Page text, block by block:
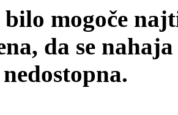
mogoče
da se